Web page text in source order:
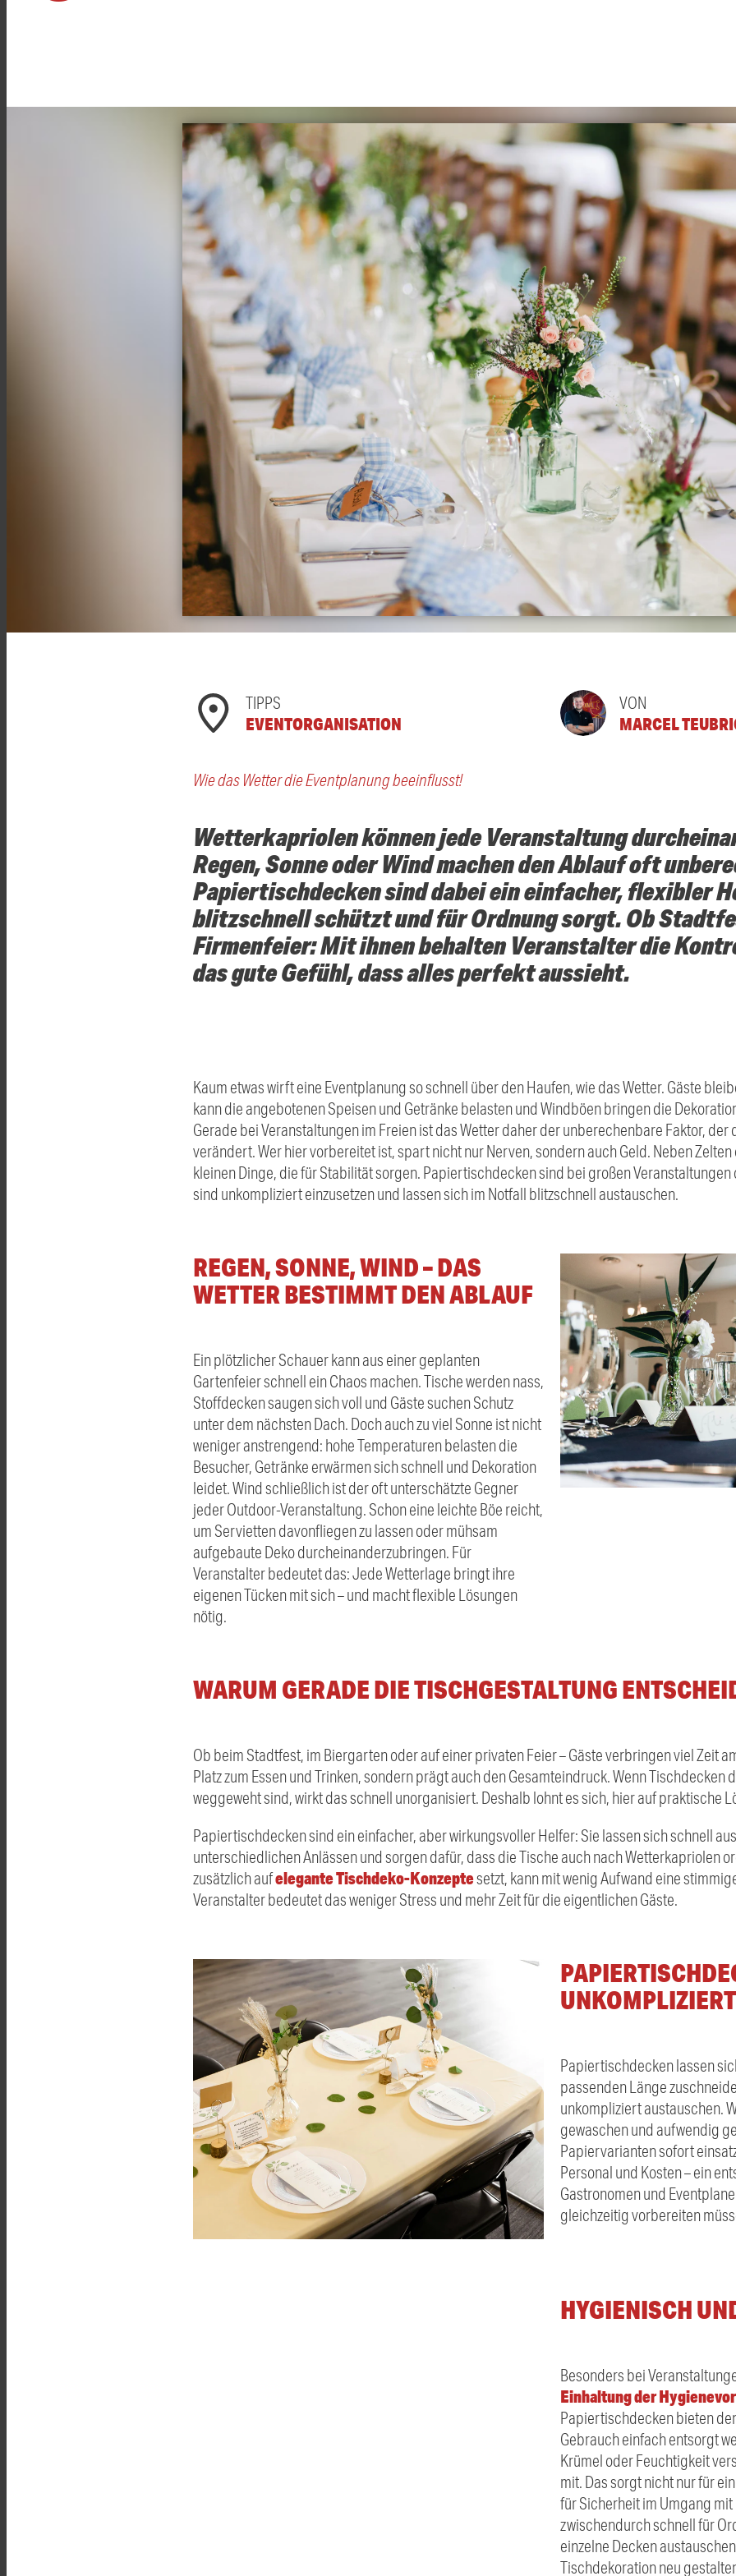
TIPPS
EVENTORGANISATION
VON
MARCEL
Wie das Wetter die Eventplanung beeinflusst!
Wetterkapriolen können jede Veranstaltung
Regen, Sonne oder Wind machen den Ablauf oft
Papiertischdecken sind dabei ein einfacher, flexibler
blitzschnell schützt und für Ordnung sorgt. Ob
Firmenfeier: Mit ihnen behalten Veranstalter die
das gute Gefühl, dass alles perfekt aussieht.
Kaum etwas wirft eine Eventplanung so schnell über den Haufen, wie das Wetter. Gäste
kann die angebotenen Speisen und Getränke belasten und Windböen bringen die
Gerade bei Veranstaltungen im Freien ist das Wetter daher der unberechenbare Faktor,
verändert. Wer hier vorbereitet ist, spart nicht nur Nerven, sondern auch Geld. Neben
kleinen Dinge, die für Stabilität sorgen. Papiertischdecken sind bei großen Veranstaltungen
sind unkompliziert einzusetzen und lassen sich im Notfall blitzschnell austauschen.
REGEN, SONNE, WIND – DAS
WETTER BESTIMMT DEN ABLAUF
Ein plötzlicher Schauer kann aus einer geplanten
Gartenfeier schnell ein Chaos machen. Tische werden nass,
Stoffdecken saugen sich voll und Gäste suchen Schutz
unter dem nächsten Dach. Doch auch zu viel Sonne ist nicht
weniger anstrengend: hohe Temperaturen belasten die
Besucher, Getränke erwärmen sich schnell und Dekoration
leidet. Wind schließlich ist der oft unterschätzte Gegner
jeder Outdoor-Veranstaltung. Schon eine leichte Böe reicht,
um Servietten davonfliegen zu lassen oder mühsam
aufgebaute Deko durcheinanderzubringen. Für
Veranstalter bedeutet das: Jede Wetterlage bringt ihre
eigenen Tücken mit sich – und macht flexible Lösungen
nötig.
WARUM GERADE DIE TISCHGESTALTUNG
Ob beim Stadtfest, im Biergarten oder auf einer privaten Feier – Gäste verbringen viel Zeit
Platz zum Essen und Trinken, sondern prägt auch den Gesamteindruck. Wenn
weggeweht sind, wirkt das schnell unorganisiert. Deshalb lohnt es sich, hier auf praktische
Papiertischdecken sind ein einfacher, aber wirkungsvoller Helfer: Sie lassen sich schnell
unterschiedlichen Anlässen und sorgen dafür, dass die Tische auch nach Wetterkapriolen
zusätzlich aufelegante Tischdeko-Konzeptesetzt, kann mit wenig Aufwand eine
Veranstalter bedeutet das weniger Stress und mehr Zeit für die eigentlichen Gäste.
Papiertischdecken lassen
passenden Länge
unkompliziert austauschen.
gewaschen und aufwendig
Papiervarianten sofort
Personal und Kosten – ein
Gastronomen und
gleichzeitig vorbereiten
HYGIENISCH
Besonders bei
Einhaltung der
Papiertischdecken bieten
Gebrauch einfach entsorgt
Krümel oder Feuchtigkeit
mit. Das sorgt nicht nur für
für Sicherheit im Umgang
zwischendurch schnell für
einzelne Decken
Tischdekoration neu